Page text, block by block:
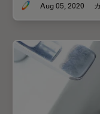
Aug 05, 2020